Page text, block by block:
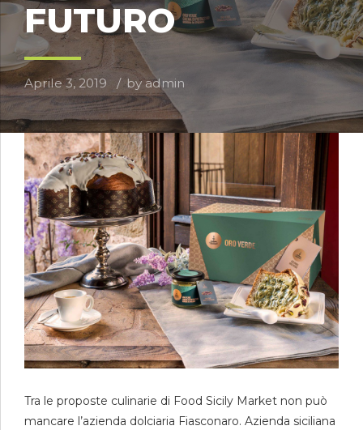
FUTURO
Aprile 3, 2019 by admin
Tra le proposte culinarie di Food Sicily Market non può
mancare l’azienda dolciaria Fiasconaro. Azienda siciliana